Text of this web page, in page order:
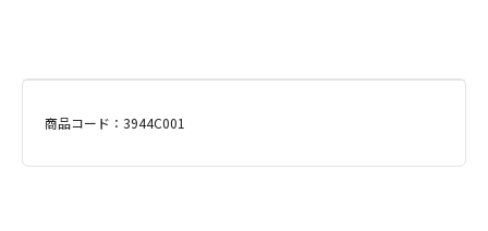
商品コード：3944C001